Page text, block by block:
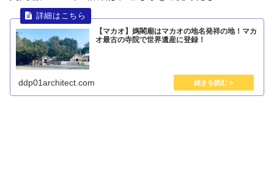
【マカオ】媽閣廟はマカオの地名発祥の地！マカ
オ最古の寺院で世界遺産に登録！
ddp01architect.com